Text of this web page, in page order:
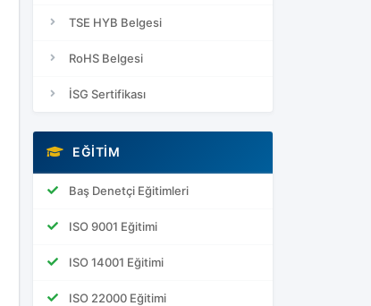
TSE HYB Belgesi
RoHS Belgesi
İSG Sertifikası
EĞITIM
Baş Denetçi Eğitimleri
ISO 9001 Eğitimi
ISO 14001 Eğitimi
ISO 22000 Eğitimi